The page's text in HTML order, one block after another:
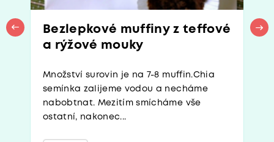
Bezlepkové muffiny z teffové
a rýžové mouky
Množství surovin je na 7-8 muffin.Chia
semínka zalijeme vodou a necháme
nabobtnat. Mezitím smícháme vše
ostatní, nakonec...